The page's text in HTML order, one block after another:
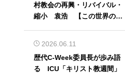
村教会の再興・リバイバル・
縮小 袁浩 【この世界の片
2026.06.11
歴代C-Week委員長が歩み語
る ICU「キリスト教週間」